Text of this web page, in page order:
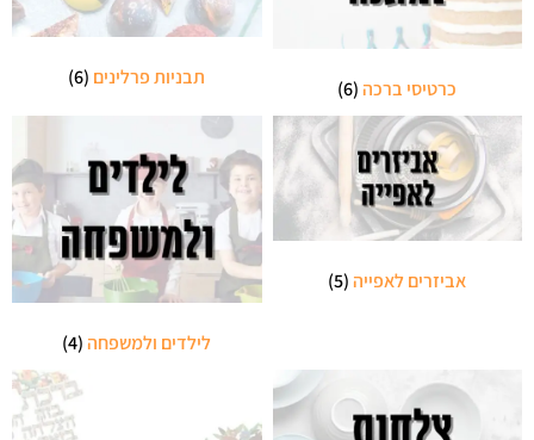
כרטיסי ברכה(6) תבניות פרלינים (6)
אביזרים לאפייה(5)
לילדים ולמשפחה(4)